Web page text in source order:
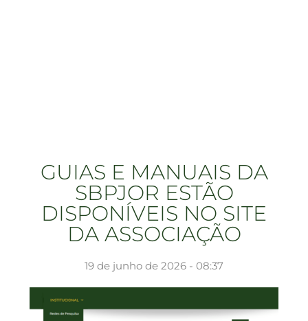
GUIAS E MANUAIS DA
SBPJOR ESTÃO
DISPONÍVEIS NO SITE
DA ASSOCIAÇÃO
19 de junho de 2026 - 08:37